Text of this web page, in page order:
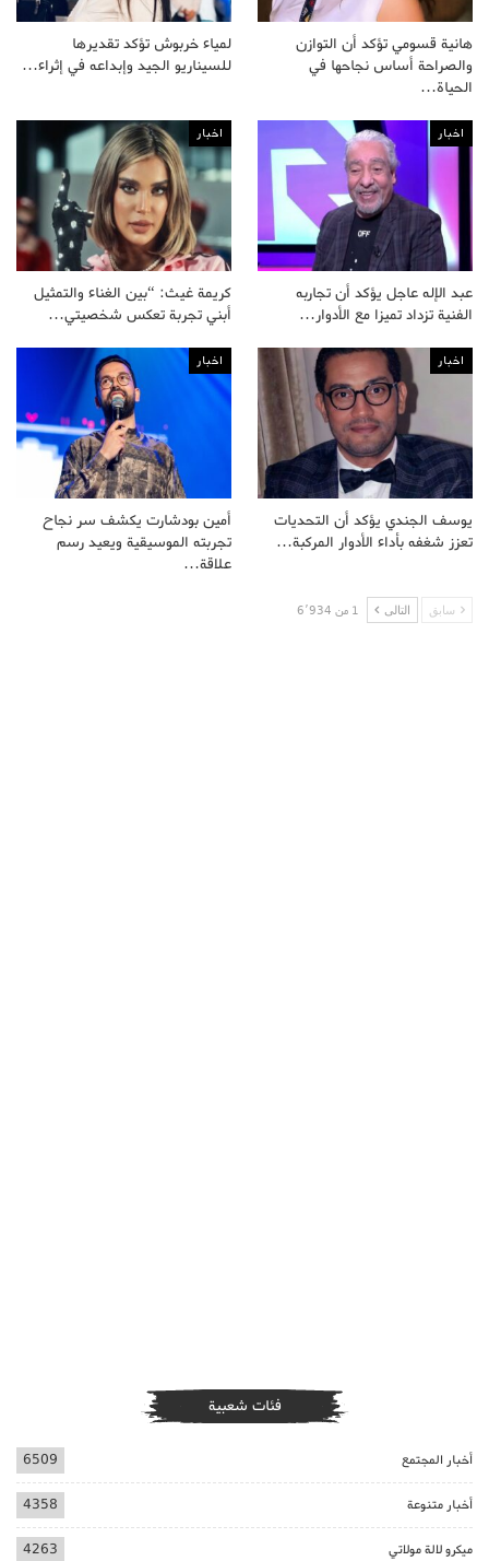
هانية قسومي تؤكد أن التوازن
والصراحة أساس نجاحها في
الحياة…
لمياء خربوش تؤكد تقديرها
للسيناريو الجيد وإبداعه في إثراء…
اخبار
عبد الإله عاجل يؤكد أن تجاربه
الفنية تزداد تميزا مع الأدوار…
اخبار
كريمة غيث: “بين الغناء والتمثيل
أبني تجربة تعكس شخصيتي…
اخبار
يوسف الجندي يؤكد أن التحديات
تعزز شغفه بأداء الأدوار المركبة…
اخبار
أمين بودشارت يكشف سر نجاح
تجربته الموسيقية ويعيد رسم
علاقة…
سابق التالى 1 من 6٬934
فئات شعبية
أخبار المجتمع 6509
أخبار متنوعة 4358
ميكرو لالة مولاتي 4263